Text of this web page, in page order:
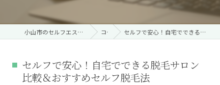
小山市のセルフエステならご近所エステ 小山店 コラム セルフで安心！自宅でできる脱毛サロン比較＆おすすめセルフ脱毛法
セルフで安心！自宅でできる脱毛サロン
比較＆おすすめセルフ脱毛法